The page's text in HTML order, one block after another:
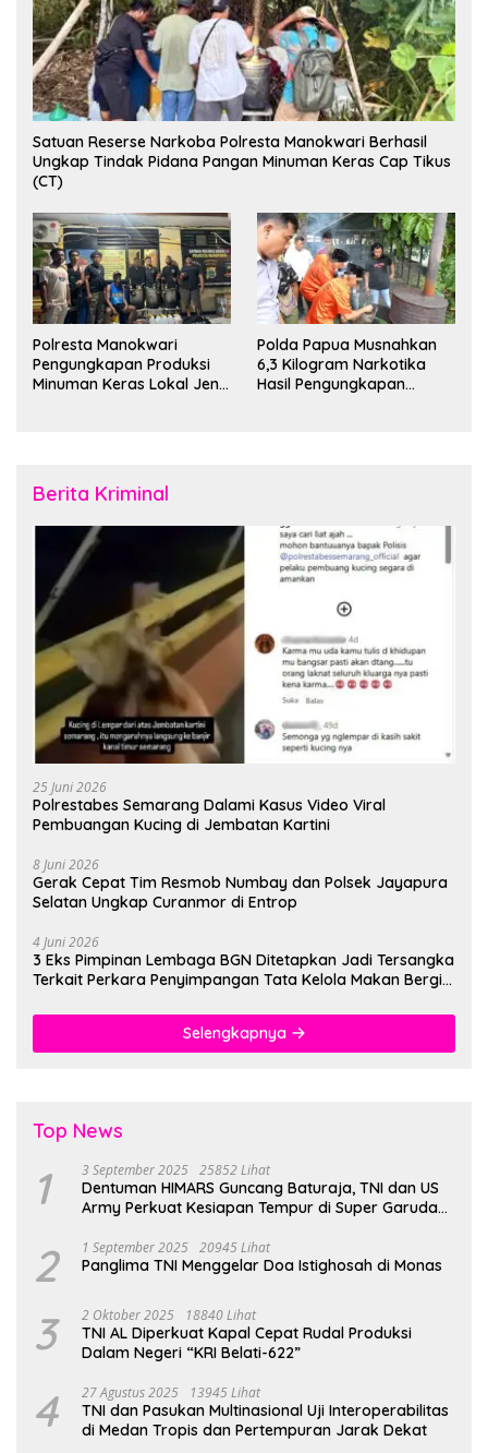
Satuan Reserse Narkoba Polresta Manokwari Berhasil
Ungkap Tindak Pidana Pangan Minuman Keras Cap Tikus
(CT)
Polresta Manokwari
Pengungkapan Produksi
Minuman Keras Lokal Jenis
Polda Papua Musnahkan
6,3 Kilogram Narkotika
Hasil Pengungkapan
Berita Kriminal
25 Juni 2026
Polrestabes Semarang Dalami Kasus Video Viral
Pembuangan Kucing di Jembatan Kartini
8 Juni 2026
Gerak Cepat Tim Resmob Numbay dan Polsek Jayapura
Selatan Ungkap Curanmor di Entrop
4 Juni 2026
3 Eks Pimpinan Lembaga BGN Ditetapkan Jadi Tersangka
Terkait Perkara Penyimpangan Tata Kelola Makan Bergizi
Selengkapnya
Top News
1 3 September 2025 25852 Lihat
Dentuman HIMARS Guncang Baturaja, TNI dan US
Army Perkuat Kesiapan Tempur di Super Garuda
2 1 September 2025 20945 Lihat
Panglima TNI Menggelar Doa Istighosah di Monas
3 2 Oktober 2025 18840 Lihat
TNI AL Diperkuat Kapal Cepat Rudal Produksi
Dalam Negeri “KRI Belati-622”
4 27 Agustus 2025 13945 Lihat
TNI dan Pasukan Multinasional Uji Interoperabilitas
di Medan Tropis dan Pertempuran Jarak Dekat